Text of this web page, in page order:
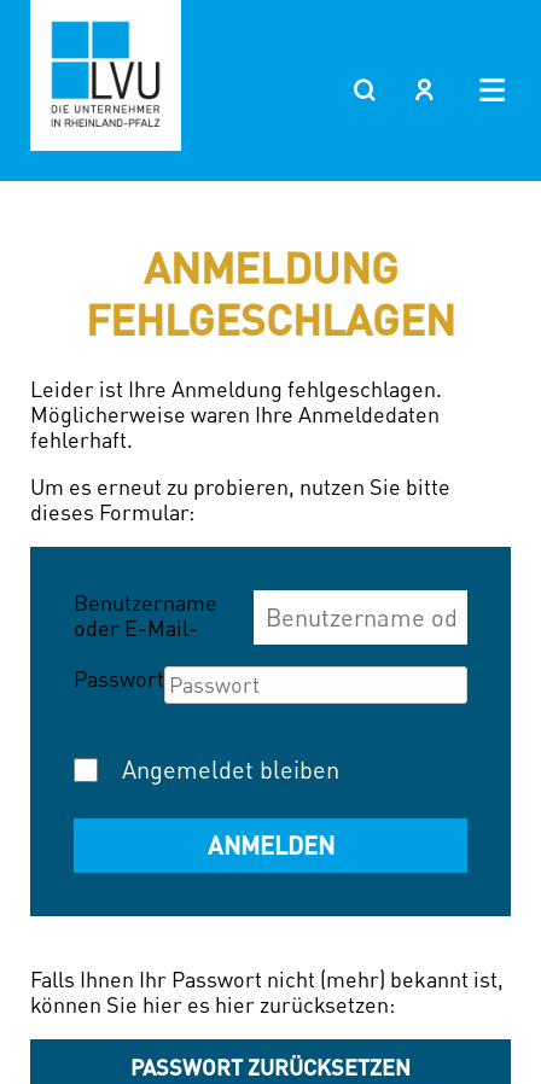
springen
ANMELDUNG
FEHLGESCHLAGEN
Leider ist Ihre Anmeldung fehlgeschlagen.
Möglicherweise waren Ihre Anmeldedaten
fehlerhaft.
Um es erneut zu probieren, nutzen Sie bitte
dieses Formular:
Benutzername
oder E-Mail-
Passwort
Angemeldet bleiben
Falls Ihnen Ihr Passwort nicht (mehr) bekannt ist,
können Sie hier es hier zurücksetzen:
PASSWORT ZURÜCKSETZEN